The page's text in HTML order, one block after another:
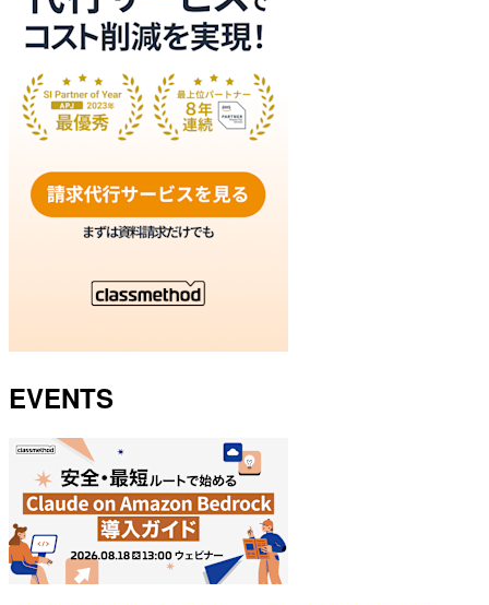
EVENTS